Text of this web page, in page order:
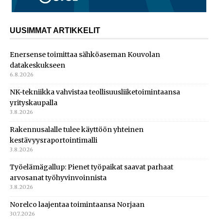
UUSIMMAT ARTIKKELIT
Enersense toimittaa sähköaseman Kouvolan
datakeskukseen
6.8.2026
NK-tekniikka vahvistaa teollisuusliiketoimintaansa
yrityskaupalla
3.8.2026
Rakennusalalle tulee käyttöön yhteinen
kestävyysraportointimalli
3.8.2026
Työelämägallup: Pienet työpaikat saavat parhaat
arvosanat työhyvinvoinnista
3.8.2026
Norelco laajentaa toimintaansa Norjaan
30.7.2026